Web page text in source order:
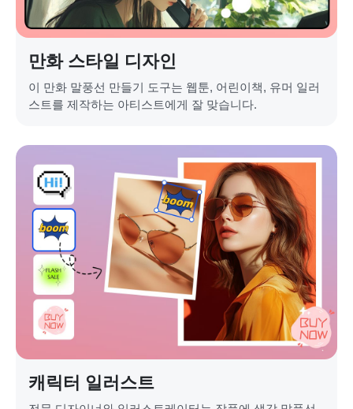
만화 스타일 디자인
이 만화 말풍선 만들기 도구는 웹툰, 어린이책, 유머 일러
스트를 제작하는 아티스트에게 잘 맞습니다.
캐릭터 일러스트